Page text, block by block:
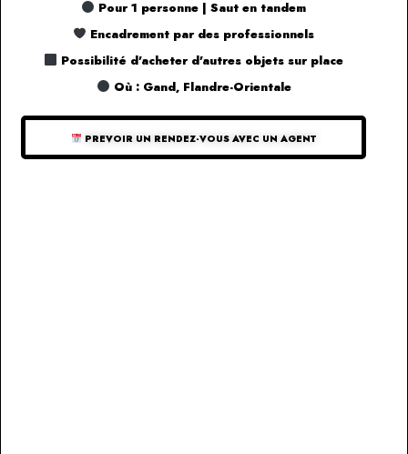
Pour 1 personne | Saut en tandem
Encadrement par des professionnels
Possibilité d'acheter d'autres objets sur place
Où : Gand, Flandre-Orientale
PREVOIR UN RENDEZ-VOUS AVEC UN AGENT